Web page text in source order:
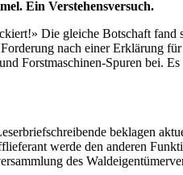
Ein Verstehensversuch.
Die gleiche Botschaft fand
nach einer Erklärung
Forstmaschinen-Spuren bei.
beklagen
werde den anderen
des